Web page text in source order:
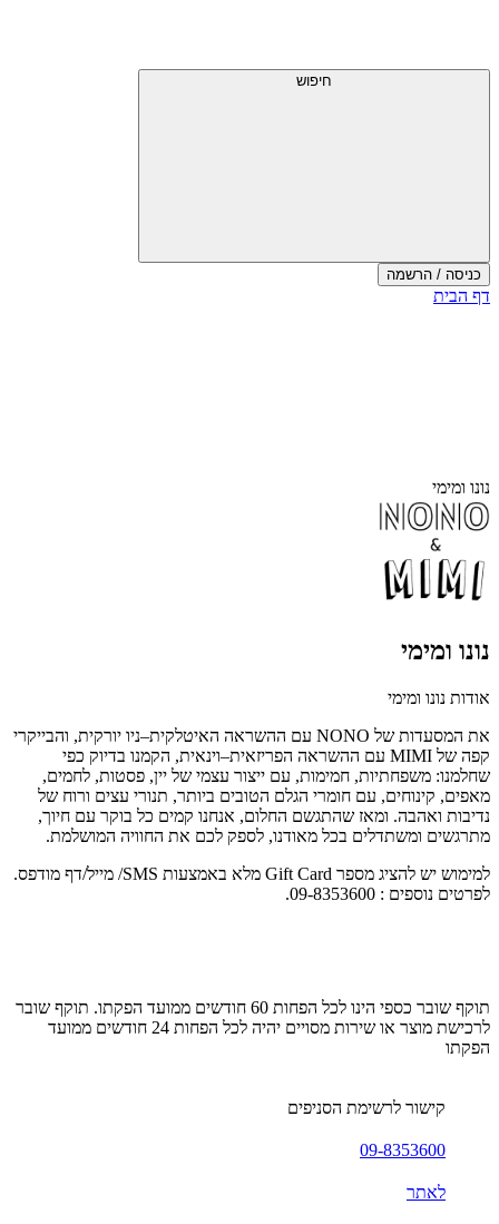
חיפוש
כניסה / הרשמה
דף הבית
נונו ומימי
נונו ומימי
אודות נונו ומימי
את המסעדות של NONO עם ההשראה האיטלקית–ניו יורקית, והבייקרי
קפה של MIMI עם ההשראה הפריזאית–וינאית, הקמנו בדיוק כפי
שחלמנו: משפחתיות, חמימות, עם ייצור עצמי של יין, פסטות, לחמים,
מאפים, קינוחים, עם חומרי הגלם הטובים ביותר, תנורי עצים ורוח של
נדיבות ואהבה. ומאז שהתגשם החלום, אנחנו קמים כל בוקר עם חיוך,
מתרגשים ומשתדלים בכל מאודנו, לספק לכם את החוויה המושלמת.
למימוש יש להציג מספר Gift Card מלא באמצעות SMS/ מייל/דף מודפס.
לפרטים נוספים : 09-8353600.
תוקף שובר כספי הינו לכל הפחות 60 חודשים ממועד הפקתו. תוקף שובר
לרכישת מוצר או שירות מסויים יהיה לכל הפחות 24 חודשים ממועד
הפקתו
קישור לרשימת הסניפים
09-8353600
לאתר